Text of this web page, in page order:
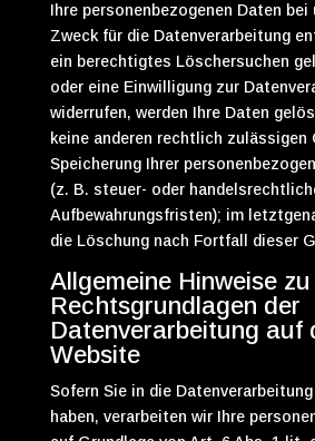
Ihre personenbezogenen Daten bei
Zweck für die Datenverarbeitung
ein berechtigtes Löschersuchen
oder eine Einwilligung zur
widerrufen, werden Ihre Daten
keine anderen rechtlich zulässigen
Speicherung Ihrer
(z. B. steuer- oder
Aufbewahrungsfristen); im
die Löschung nach Fortfall dieser
Allgemeine Hinweise
Rechtsgrundlagen der
Datenverarbeitung auf
Website
Sofern Sie in die
haben, verarbeiten wir Ihre